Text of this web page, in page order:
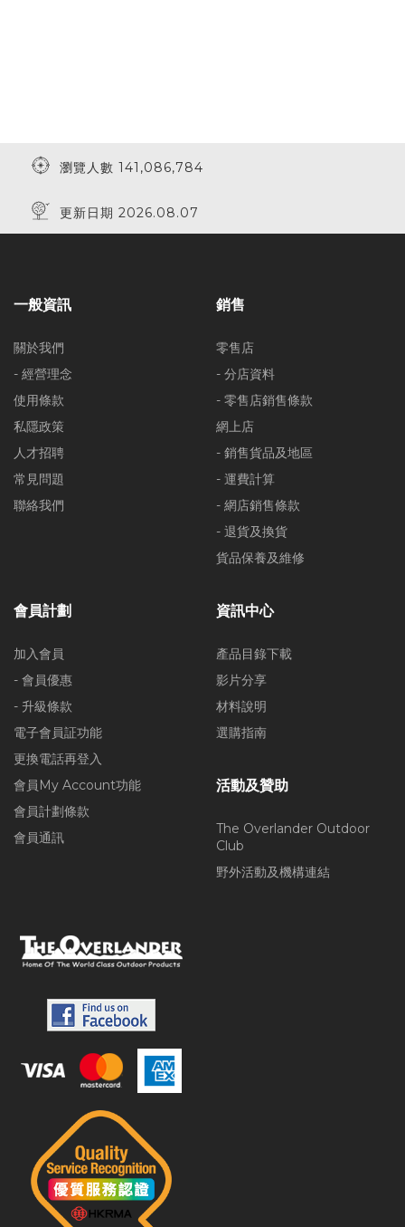
瀏覽人數 141,086,784
更新日期 2026.08.07
一般資訊
關於我們
- 經營理念
使用條款
私隱政策
人才招聘
常見問題
聯絡我們
銷售
零售店
- 分店資料
- 零售店銷售條款
網上店
- 銷售貨品及地區
- 運費計算
- 網店銷售條款
- 退貨及換貨
貨品保養及維修
會員計劃
加入會員
- 會員優惠
- 升級條款
電子會員証功能
更換電話再登入
會員My Account功能
會員計劃條款
會員通訊
資訊中心
產品目錄下載
影片分享
材料說明
選購指南
活動及贊助
The Overlander Outdoor
Club
野外活動及機構連結